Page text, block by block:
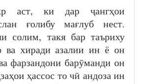
аст, ки дар ҷангҳои
ғолибу мағлуб нест.
солим, такя бар таъриху
ва хиради азалии ин ё он
фарзандони барӯманди он
ҳассос то чӣ андоза ин